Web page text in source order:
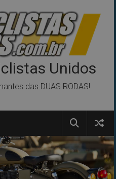
Unidos
das DUAS RODAS!